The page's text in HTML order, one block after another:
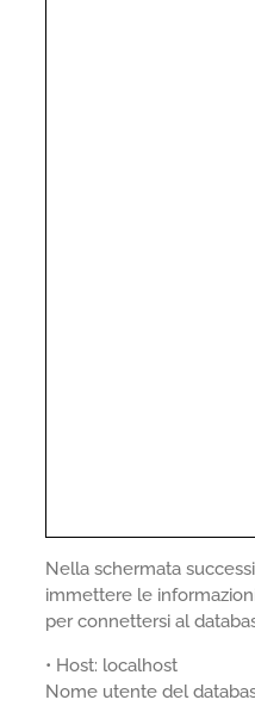
Nella schermata
immettere le
per connettersi al
• Host: localhost
Nome utente del